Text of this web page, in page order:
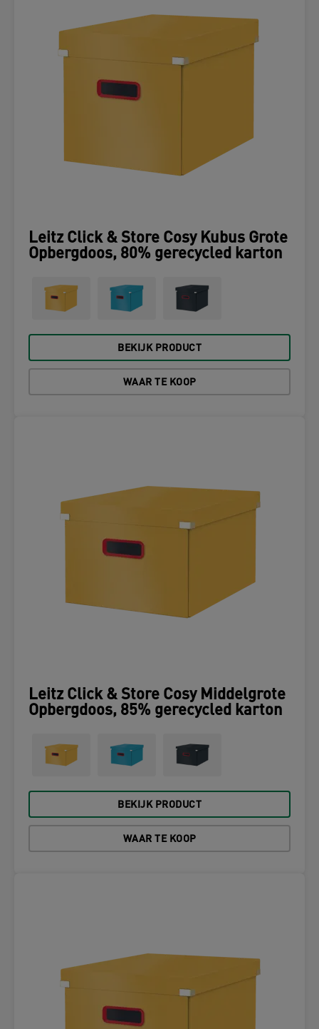
Leitz Click & Store Cosy Kubus Grote
Opbergdoos, 80% gerecycled karton
BEKIJK PRODUCT
WAAR TE KOOP
Leitz Click & Store Cosy Middelgrote
Opbergdoos, 85% gerecycled karton
BEKIJK PRODUCT
WAAR TE KOOP